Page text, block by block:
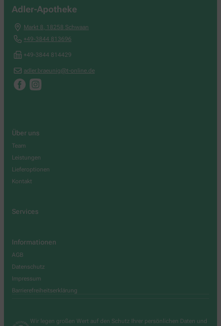
Adler-Apotheke
Markt 8, 18258 Schwaan
+49-3844 813696
+49-3844 814429
adler.braeunig@t-online.de
Über uns
Team
Leistungen
Lieferoptionen
Kontakt
Services
Informationen
AGB
Datenschutz
Impressum
Barrierefreiheitserklärung
Wir legen großen Wert auf den Schutz Ihrer persönlichen Daten und